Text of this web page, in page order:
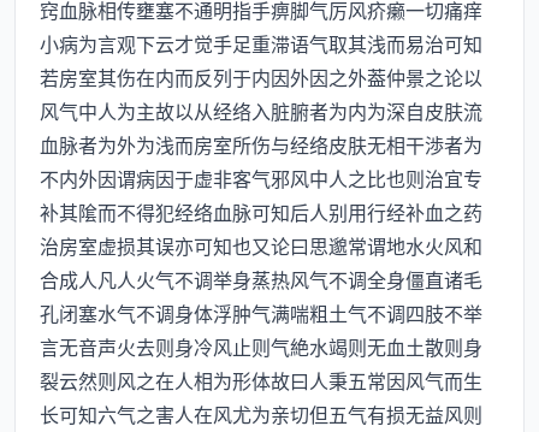
窍血脉相传壅塞不通明指手痹脚气厉风疥癞一切痛痒
小病为言观下云才觉手足重滞语气取其浅而易治可知
若房室其伤在内而反列于内因外因之外葢仲景之论以
风气中人为主故以从经络入脏腑者为内为深自皮肤流
血脉者为外为浅而房室所伤与经络皮肤无相干渉者为
不内外因谓病因于虚非客气邪风中人之比也则治宜专
补其隂而不得犯经络血脉可知后人别用行经补血之药
治房室虚损其误亦可知也又论曰思邈常谓地水火风和
合成人凡人火气不调举身蒸热风气不调全身僵直诸毛
孔闭塞水气不调身体浮肿气满喘粗土气不调四肢不举
言无音声火去则身冷风止则气絶水竭则无血土散则身
裂云然则风之在人相为形体故曰人秉五常因风气而生
长可知六气之害人在风尤为亲切但五气有损无益风则